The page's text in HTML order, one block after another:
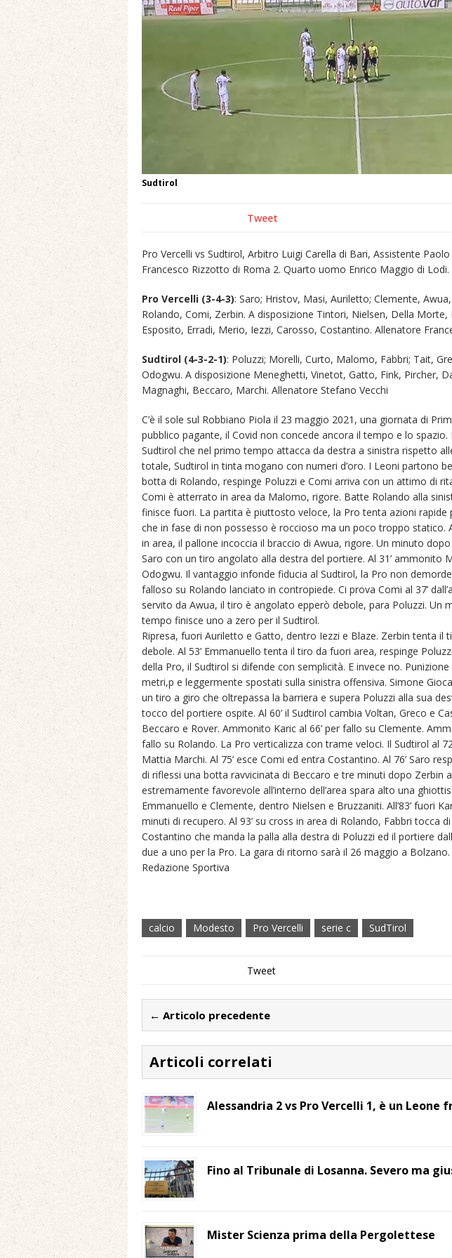
Sudtirol
Tweet
Pro Vercelli vs Sudtirol, Arbitro Luigi Carella di Bari, Assistente
Francesco Rizzotto di Roma 2. Quarto uomo Enrico Maggio di Lodi.
Pro Vercelli (3-4-3): Saro; Hristov, Masi, Auriletto; Clemente,
Rolando, Comi, Zerbin. A disposizione Tintori, Nielsen, Della Morte,
Esposito, Erradi, Merio, Iezzi, Carosso, Costantino. Allenatore
Sudtirol (4-3-2-1): Poluzzi; Morelli, Curto, Malomo, Fabbri; Tait,
Odogwu. A disposizione Meneghetti, Vinetot, Gatto, Fink, Pircher,
Magnaghi, Beccaro, Marchi. Allenatore Stefano Vecchi
C’è il sole sul Robbiano Piola il 23 maggio 2021, una giornata di
pubblico pagante, il Covid non concede ancora il tempo e lo spazio.
Sudtirol che nel primo tempo attacca da destra a sinistra rispetto
totale, Sudtirol in tinta mogano con numeri d’oro. I Leoni partono
botta di Rolando, respinge Poluzzi e Comi arriva con un attimo di
Comi è atterrato in area da Malomo, rigore. Batte Rolando alla
finisce fuori. La partita è piuttosto veloce, la Pro tenta azioni rapide
che in fase di non possesso è roccioso ma un poco troppo statico.
in area, il pallone incoccia il braccio di Awua, rigore. Un minuto
Saro con un tiro angolato alla destra del portiere. Al 31’ ammonito
Odogwu. Il vantaggio infonde fiducia al Sudtirol, la Pro non
falloso su Rolando lanciato in contropiede. Ci prova Comi al 37’
servito da Awua, il tiro è angolato epperò debole, para Poluzzi. Un
tempo finisce uno a zero per il Sudtirol.
Ripresa, fuori Auriletto e Gatto, dentro Iezzi e Blaze. Zerbin tenta il
debole. Al 53’ Emmanuello tenta il tiro da fuori area, respinge
della Pro, il Sudtirol si difende con semplicità. E invece no. Punizione
metri,p e leggermente spostati sulla sinistra offensiva. Simone
un tiro a giro che oltrepassa la barriera e supera Poluzzi alla sua
tocco del portiere ospite. Al 60’ il Sudtirol cambia Voltan, Greco e
Beccaro e Rover. Ammonito Karic al 66’ per fallo su Clemente.
fallo su Rolando. La Pro verticalizza con trame veloci. Il Sudtirol al
Mattia Marchi. Al 75’ esce Comi ed entra Costantino. Al 76’ Saro
di riflessi una botta ravvicinata di Beccaro e tre minuti dopo Zerbin
estremamente favorevole all’interno dell’area spara alto una
Emmanuello e Clemente, dentro Nielsen e Bruzzaniti. All’83’ fuori
minuti di recupero. Al 93’ su cross in area di Rolando, Fabbri tocca
Costantino che manda la palla alla destra di Poluzzi ed il portiere
due a uno per la Pro. La gara di ritorno sarà il 26 maggio a Bolzano.
Redazione Sportiva
calcio Modesto Pro Vercelli serie c SudTirol
Tweet
← Articolo precedente
Articoli correlati
Alessandria 2 vs Pro Vercelli 1, è un Leone
Fino al Tribunale di Losanna. Severo ma
Mister Scienza prima della Pergolettese